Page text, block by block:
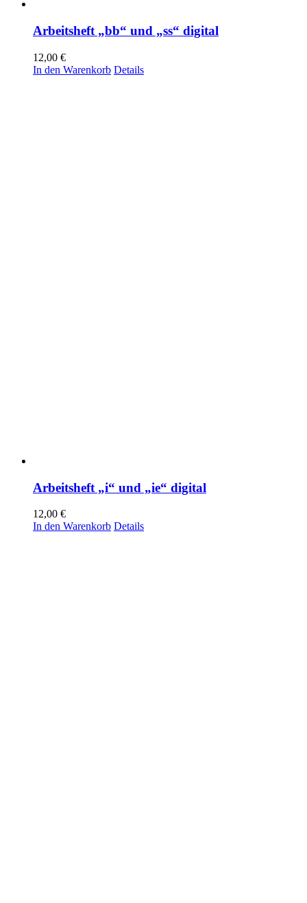
Arbeitsheft „bb“ und „ss“ digital
12,00 €
In den Warenkorb Details
Arbeitsheft „i“ und „ie“ digital
12,00 €
In den Warenkorb Details